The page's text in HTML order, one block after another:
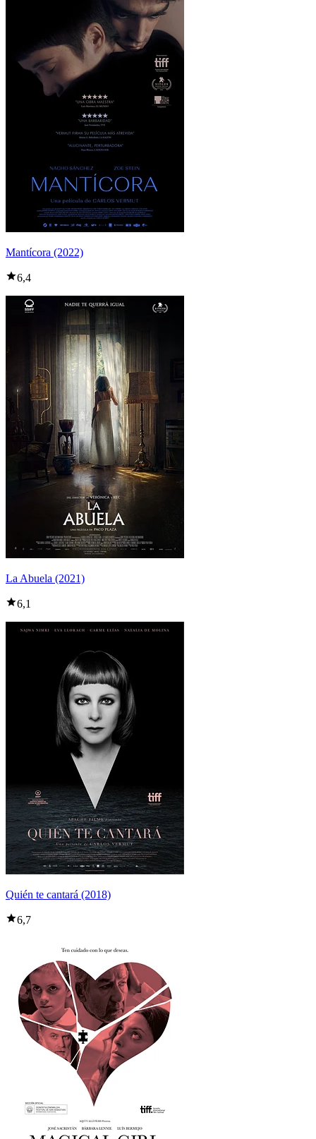
Mantícora (2022)
6,4
La Abuela (2021)
6,1
Quién te cantará (2018)
6,7